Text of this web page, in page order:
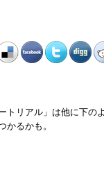
トリアル」は他に下
るかも。